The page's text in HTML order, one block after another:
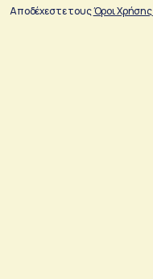
Αποδέχεστε τουςΌροι Χρήσης